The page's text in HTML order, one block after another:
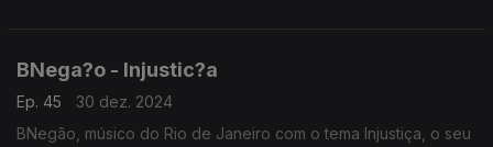
BNega?o - Injustic?a
Ep. 45
30 dez. 2024
BNegão, músico do Rio de Janeiro com o tema Injustiça, o seu